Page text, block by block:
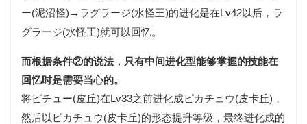
ー(泥沼怪)→ ラグラージ(水怪王)的进化是在Lv42以后， ラ
グラージ(水怪王)就可以回忆。
而根据条件②的说法，只有中间进化型能够掌握的技能在
回忆时是需要当心的。
将ピチュー(皮丘)在Lv33之前进化成ピカチュウ(皮卡丘)，
然后以 ピカチュウ(皮卡丘)的形态提升等级，最终进化成的